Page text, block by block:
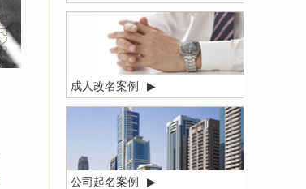
成人改名案例 ▶
公司起名案例 ▶